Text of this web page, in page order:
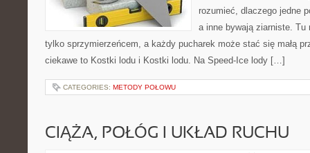
rozumieć, dlaczego jedne
a inne bywają ziarniste.
tylko sprzymierzeńcem, a każdy pucharek może stać się małą
ciekawe to Kostki lodu i Kostki lodu. Na Speed-Ice lody […]
CATEGORIES: METODY POŁOWU
CIĄŻA, POŁÓG I UKŁAD RUCHU